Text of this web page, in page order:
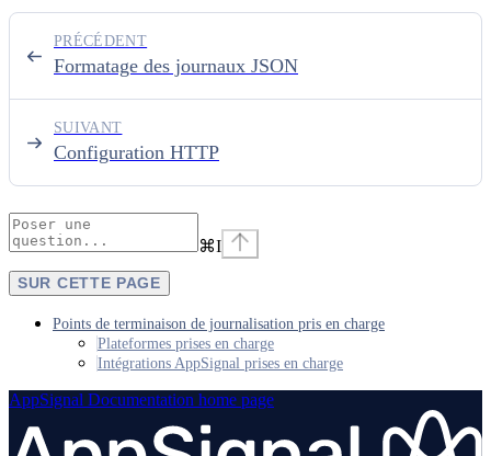
Formatage des journaux JSON
PRÉCÉDENT
Configuration HTTP
SUIVANT
⌘I
SUR CETTE PAGE
Points de terminaison de journalisation pris en charge
Plateformes prises en charge
Intégrations AppSignal prises en charge
AppSignal Documentation home page